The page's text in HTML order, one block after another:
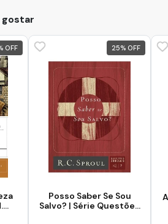
gostar
25%
Posso Saber Se Sou
Salvo? | Série Questões